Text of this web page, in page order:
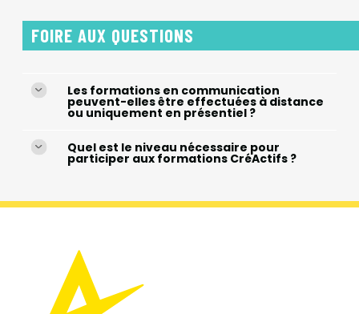
FOIRE AUX QUESTIONS
Les formations en communication
peuvent-elles être effectuées à distance
ou uniquement en présentiel ?
Quel est le niveau nécessaire pour
participer aux formations CréActifs ?